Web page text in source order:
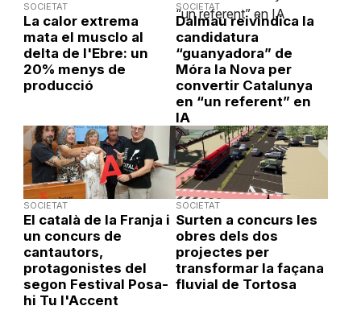
SOCIETAT
La calor extrema
mata el musclo al
delta de l'Ebre: un
20% menys de
producció
SOCIETAT
Dalmau reivindica la
candidatura
“guanyadora” de
Móra la Nova per
convertir Catalunya
en “un referent” en
IA
SOCIETAT
El català de la Franja i
un concurs de
cantautors,
protagonistes del
segon Festival Posa-
hi Tu l'Accent
SOCIETAT
Surten a concurs les
obres dels dos
projectes per
transformar la façana
fluvial de Tortosa